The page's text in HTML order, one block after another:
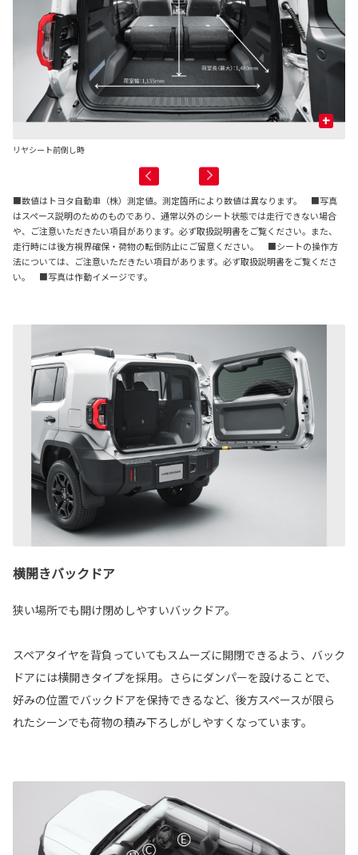
+
リヤシート前倒し時
■数値はトヨタ自動車（株）測定値。測定箇所により数値は異なります。 ■写真
はスペース説明のためのものであり、通常以外のシート状態では走行できない場合
や、ご注意いただきたい項目があります。必ず取扱説明書をご覧ください。また、
走行時には後方視界確保・荷物の転倒防止にご留意ください。 ■シートの操作方
法については、ご注意いただきたい項目があります。必ず取扱説明書をご覧くださ
い。 ■写真は作動イメージです。
横開きバックドア
狭い場所でも開け閉めしやすいバックドア。
スペアタイヤを背負っていてもスムーズに開閉できるよう、バック
ドアには横開きタイプを採用。さらにダンパーを設けることで、
好みの位置でバックドアを保持できるなど、後方スペースが限ら
れたシーンでも荷物の積み下ろしがしやすくなっています。